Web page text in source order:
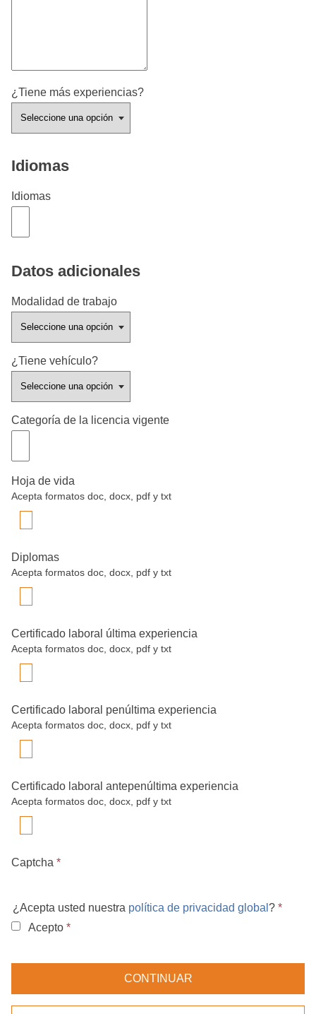
¿Tiene más experiencias?
Idiomas
Idiomas
Datos adicionales
Modalidad de trabajo
¿Tiene vehículo?
Categoría de la licencia vigente
Hoja de vida
Acepta formatos doc, docx, pdf y txt
Diplomas
Acepta formatos doc, docx, pdf y txt
Certificado laboral última experiencia
Acepta formatos doc, docx, pdf y txt
Certificado laboral penúltima experiencia
Acepta formatos doc, docx, pdf y txt
Certificado laboral antepenúltima experiencia
Acepta formatos doc, docx, pdf y txt
Captcha *
¿Acepta usted nuestra política de privacidad global ? *
Acepto *
CONTINUAR